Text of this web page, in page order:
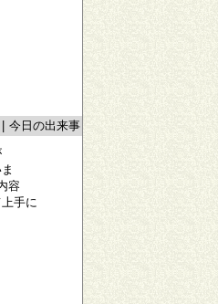
今日の出来事
容
手に